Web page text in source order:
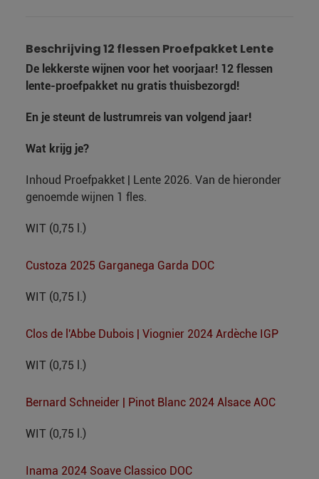
Beschrijving 12 flessen Proefpakket Lente
De lekkerste wijnen voor het voorjaar! 12 flessen
lente-proefpakket nu gratis thuisbezorgd!
En je steunt de lustrumreis van volgend jaar!
Wat krijg je?
Inhoud Proefpakket | Lente 2026. Van de hieronder
genoemde wijnen 1 fles.
WIT (0,75 l.)
Custoza 2025 Garganega Garda DOC
WIT (0,75 l.)
Clos de l'Abbe Dubois | Viognier 2024 Ardèche IGP
WIT (0,75 l.)
Bernard Schneider | Pinot Blanc 2024 Alsace AOC
WIT (0,75 l.)
Inama 2024 Soave Classico DOC